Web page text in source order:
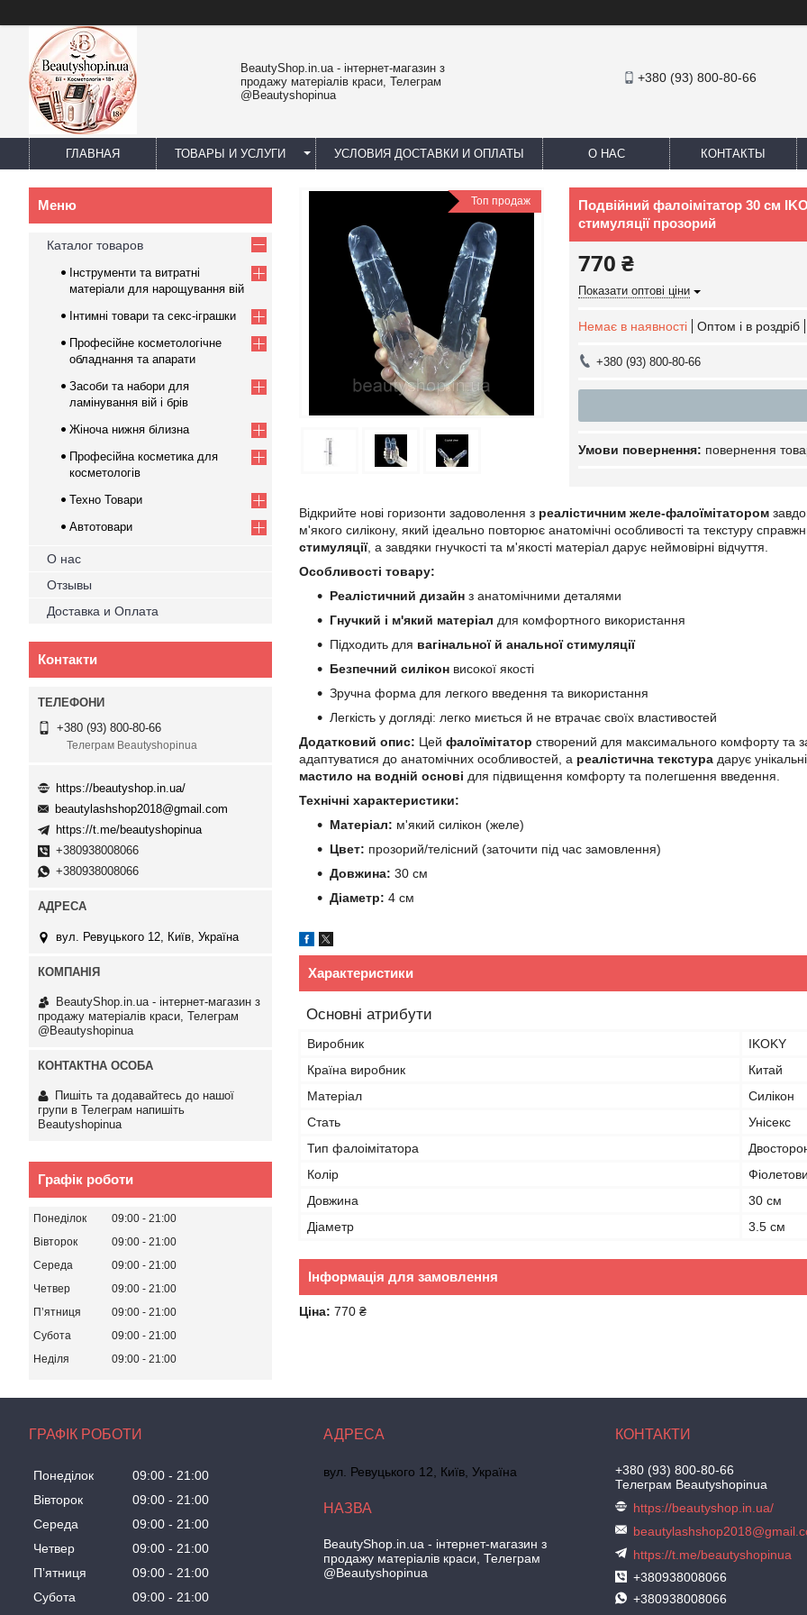
BeautyShop.in.ua - інтернет-магазин з
продажу матеріалів краси, Телеграм
@Beautyshopinua
+380 (93) 800-80-66
ГЛАВНАЯ ТОВАРЫ И УСЛУГИ УСЛОВИЯ ДОСТАВКИ И ОПЛАТЫ О НАС КОНТАКТЫ
Топ продаж
Подвійний фалоімітатор 30 см
стимуляції прозорий
770 ₴
Показати оптові ціни
Немає в наявності Оптом і в роздріб
+380 (93) 800-80-66
повернення
Відкрийте нові горизонти задоволення з реалістичним желе-фалоїмітатором
м'якого силікону, який ідеально повторює анатомічні особливості та текстуру
стимуляції, а завдяки гнучкості та м'якості матеріал дарує неймовірні відчуття.
Особливості товару:
Реалістичний дизайн з анатомічними деталями
Гнучкий і м'який матеріал для комфортного використання
Підходить для вагінальної й анальної стимуляції
Безпечний силікон високої якості
Зручна форма для легкого введення та використання
Легкість у догляді: легко миється й не втрачає своїх властивостей
Додатковий опис: Цей фалоїмітатор створений для максимального комфорту та
адаптуватися до анатомічних особливостей, а реалістична текстура дарує
мастило на водній основі для підвищення комфорту та полегшення введення.
Технічні характеристики:
Матеріал: м'який силікон (желе)
Цвет: прозорий/телісний (заточити під час замовлення)
Довжина: 30 см
Діаметр: 4 см
Характеристики
Основні атрибути
Виробник
IKOKY
Країна виробник
Китай
Матеріал
Силікон
Стать
Унісекс
Тип фалоімітатора
Колір
Довжина
30 см
Діаметр
3.5 см
Інформація для замовлення
Ціна: 770 ₴
Каталог товаров
Інструменти та витратні
матеріали для нарощування вій
Інтимні товари та секс-іграшки
Професійне косметологічне
обладнання та апарати
Засоби та набори для
ламінування вій і брів
Жіноча нижня білизна
Професійна косметика для
косметологів
Техно Товари
Автотовари
О нас
Отзывы
Доставка и Оплата
Контакти
+380 (93) 800-80-66
Телеграм Beautyshopinua
https://beautyshop.in.ua/
beautylashshop2018@gmail.com
https://t.me/beautyshopinua
+380938008066
+380938008066
вул. Ревуцького 12, Київ, Україна
BeautyShop.in.ua - інтернет-магазин з
продажу матеріалів краси, Телеграм
@Beautyshopinua
Пишіть та додавайтесь до нашої
групи в Телеграм напишіть
Beautyshopinua
Графік роботи
Понеділок 09:00
21:00
Вівторок
09:00
21:00
Середа
09:00
21:00
Четвер
09:00
21:00
Пʼятниця
09:00
21:00
Субота
09:00
21:00
Неділя
09:00 21:00
ГРАФІК РОБОТИ
Понеділок 09:00
21:00
Вівторок
09:00
21:00
Середа
09:00
21:00
Четвер
09:00
21:00
Пʼятниця
09:00
21:00
Субота
09:00
21:00
вул. Ревуцького 12, Київ, Україна
BeautyShop.in.ua - інтернет-магазин з
продажу матеріалів краси, Телеграм
@Beautyshopinua
+380 (93) 800-80-66
Телеграм Beautyshopinua
https://beautyshop.in.ua/
https://t.me/beautyshopinua
+380938008066
+380938008066